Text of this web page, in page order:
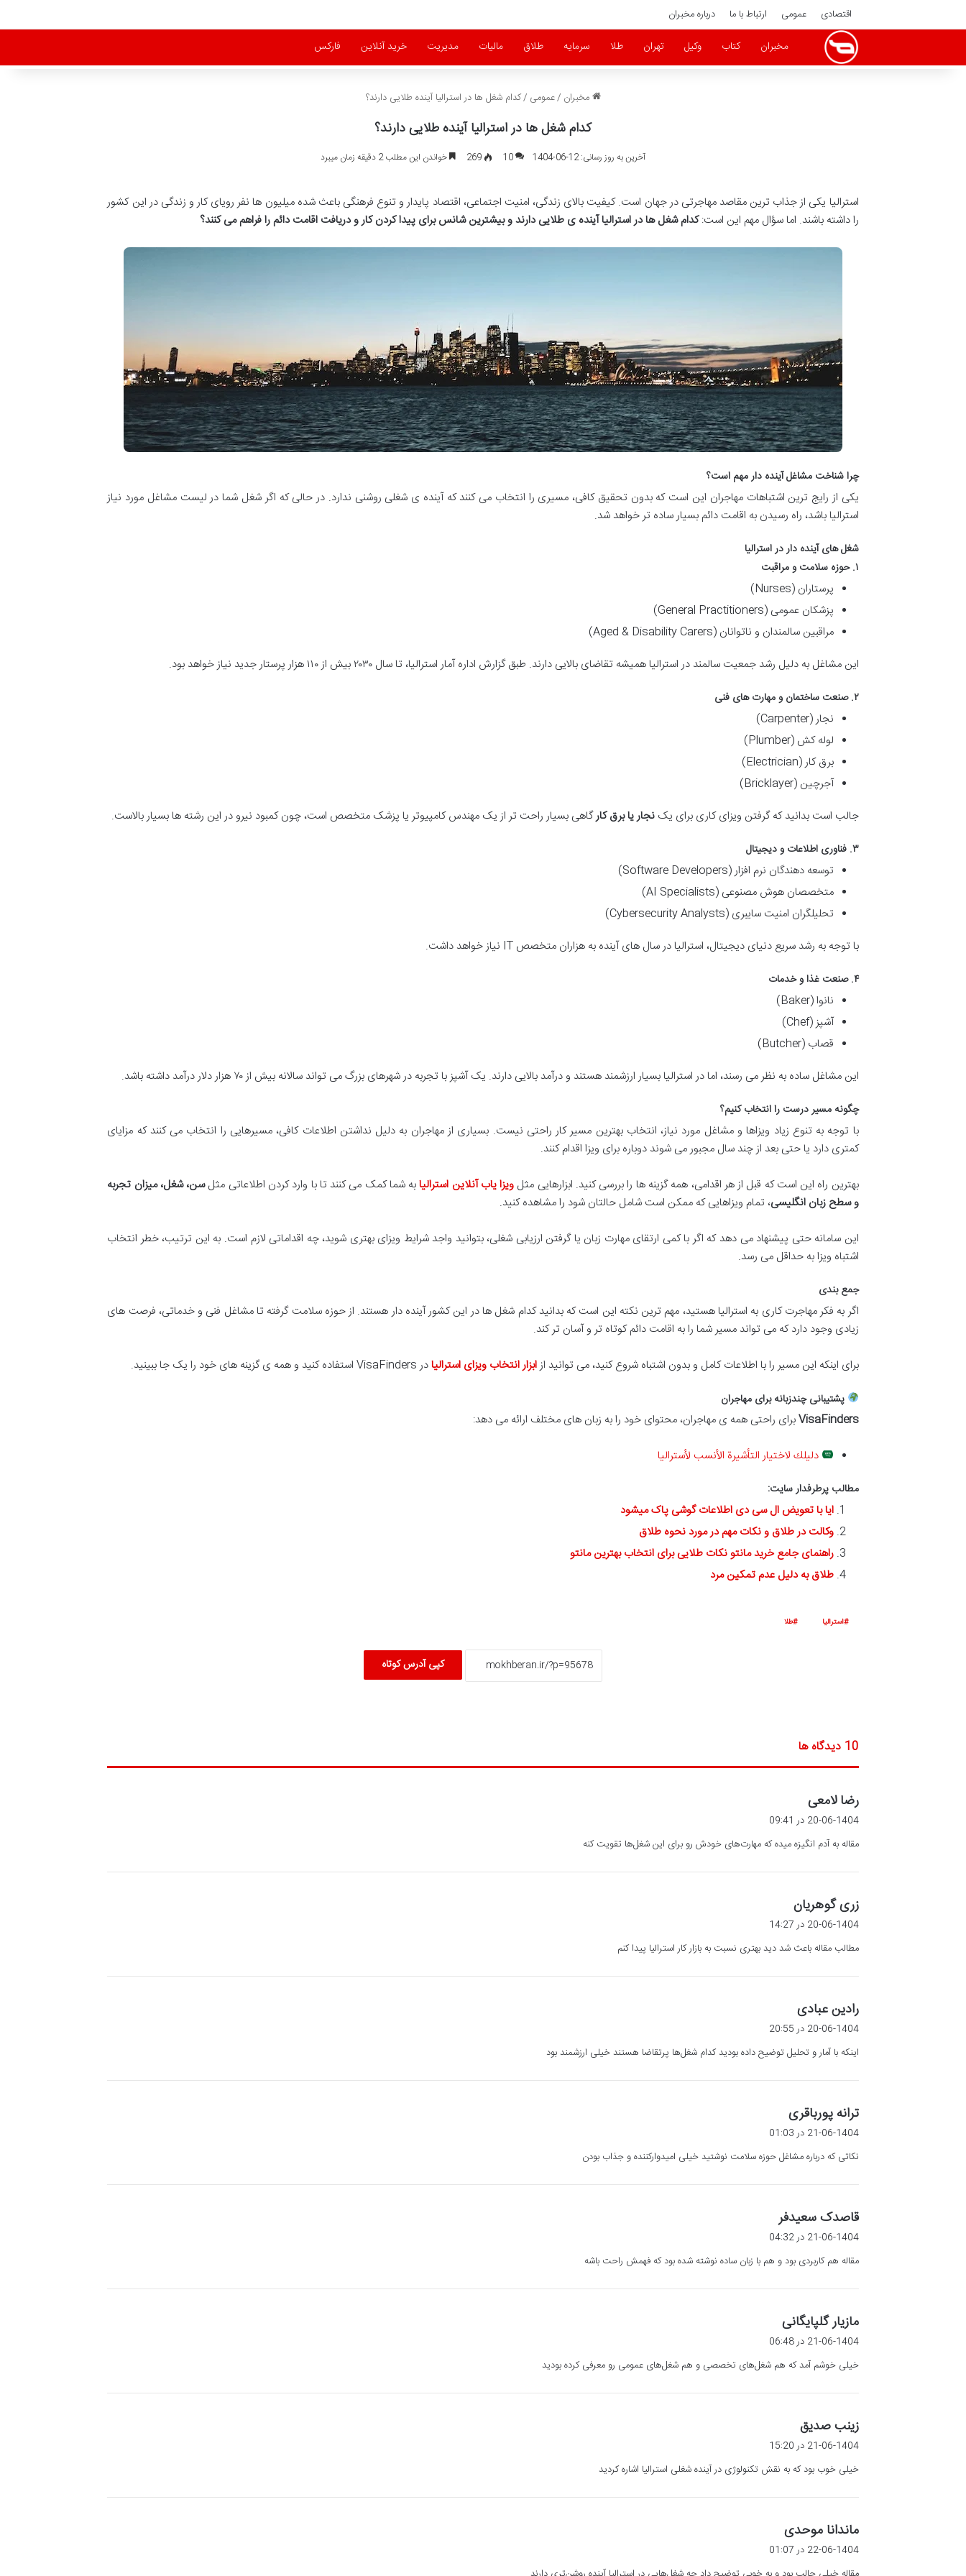
اقتصادی عمومی ارتباط با ما درباره مخبران
مخبران کتاب وکیل تهران طلا سرمایه طلاق مالیات مدیریت خرید آنلاین فارکس
مخبران /عمومی /کدام شغل ها در استرالیا آینده طلایی دارند؟
کدام شغل ها در استرالیا آینده طلایی دارند؟
آخرین به روز رسانی: 12-06-1404 10
269 خواندن این مطلب 2 دقیقه زمان میبرد
استرالیا یکی از جذاب ترین مقاصد مهاجرتی در جهان است. کیفیت بالای زندگی، امنیت اجتماعی، اقتصاد پایدار و تنوع فرهنگی باعث شده میلیون ها نفر رویای کار و زندگی در این کشور
را داشته باشند. اما سؤال مهم این است:کدام شغل ها در استرالیا آینده ی طلایی دارند و بیشترین شانس برای پیدا کردن کار و دریافت اقامت دائم را فراهم می کنند؟
چرا شناخت مشاغل آینده دار مهم است؟
یکی از رایج ترین اشتباهات مهاجران این است که بدون تحقیق کافی، مسیری را انتخاب می کنند که آینده ی شغلی روشنی ندارد. در حالی که اگر شغل شما در لیست مشاغل مورد نیاز
استرالیا باشد، راه رسیدن به اقامت دائم بسیار ساده تر خواهد شد.
شغل های آینده دار در استرالیا
۱. حوزه سلامت و مراقبت
پرستاران (Nurses)
پزشکان عمومی (General Practitioners)
مراقبین سالمندان و ناتوانان (Aged & Disability Carers)
این مشاغل به دلیل رشد جمعیت سالمند در استرالیا همیشه تقاضای بالایی دارند. طبق گزارش اداره آمار استرالیا، تا سال ۲۰۳۰ بیش از ۱۱۰ هزار پرستار جدید نیاز خواهد بود.
۲. صنعت ساختمان و مهارت های فنی
نجار (Carpenter)
لوله کش (Plumber)
برق کار (Electrician)
آجرچین (Bricklayer)
جالب است بدانید که گرفتن ویزای کاری برای یکنجار یا برق کارگاهی بسیار راحت تر از یک مهندس کامپیوتر یا پزشک متخصص است، چون کمبود نیرو در این رشته ها بسیار بالاست.
۳. فناوری اطلاعات و دیجیتال
توسعه دهندگان نرم افزار (Software Developers)
متخصصان هوش مصنوعی (AI Specialists)
تحلیلگران امنیت سایبری (Cybersecurity Analysts)
با توجه به رشد سریع دنیای دیجیتال، استرالیا در سال های آینده به هزاران متخصص IT نیاز خواهد داشت.
۴. صنعت غذا و خدمات
نانوا (Baker)
آشپز (Chef)
قصاب (Butcher)
این مشاغل ساده به نظر می رسند، اما در استرالیا بسیار ارزشمند هستند و درآمد بالایی دارند. یک آشپز با تجربه در شهرهای بزرگ می تواند سالانه بیش از ۷۰ هزار دلار درآمد داشته باشد.
چگونه مسیر درست را انتخاب کنیم؟
با توجه به تنوع زیاد ویزاها و مشاغل مورد نیاز، انتخاب بهترین مسیر کار راحتی نیست. بسیاری از مهاجران به دلیل نداشتن اطلاعات کافی، مسیرهایی را انتخاب می کنند که مزایای
کمتری دارد یا حتی بعد از چند سال مجبور می شوند دوباره برای ویزا اقدام کنند.
بهترین راه این است که قبل از هر اقدامی، همه گزینه ها را بررسی کنید. ابزارهایی مثل ویزا یاب آنلاین استرالیابه شما کمک می کنند تا با وارد کردن اطلاعاتی مثلسن، شغل، میزان تجربه
و سطح زبان انگلیسی، تمام ویزاهایی که ممکن است شامل حالتان شود را مشاهده کنید.
این سامانه حتی پیشنهاد می دهد که اگر با کمی ارتقای مهارت زبان یا گرفتن ارزیابی شغلی، بتوانید واجد شرایط ویزای بهتری شوید، چه اقداماتی لازم است. به این ترتیب، خطر انتخاب
اشتباه ویزا به حداقل می رسد.
جمع بندی
اگر به فکر مهاجرت کاری به استرالیا هستید، مهم ترین نکته این است که بدانید کدام شغل ها در این کشور آینده دار هستند. از حوزه سلامت گرفته تا مشاغل فنی و خدماتی، فرصت های
زیادی وجود دارد که می تواند مسیر شما را به اقامت دائم کوتاه تر و آسان تر کند.
برای اینکه این مسیر را با اطلاعات کامل و بدون اشتباه شروع کنید، می توانید ازابزار انتخاب ویزای استرالیادر VisaFinders استفاده کنید و همه ی گزینه های خود را یک جا ببینید.
پشتیبانی چندزبانه برای مهاجران
VisaFindersبرای راحتی همه ی مهاجران، محتوای خود را به زبان های مختلف ارائه می دهد:
دليلك لاختيار التأشيرة الأنسب لأستراليا
مطالب پرطرفدار سایت:
ایا با تعویض ال سی دی اطلاعات گوشی پاک میشود
وکالت در طلاق و نکات مهم در مورد نحوه طلاق
راهنمای جامع خرید مانتو نکات طلایی برای انتخاب بهترین مانتو
طلاق به دلیل عدم تمکین مرد
استرالیا طلا
کپی آدرس کوتاه
‫10 دیدگاه ها
رضا لامعی
:
20-06-1404 در 09:41
مقاله به آدم انگیزه میده که مهارت‌های خودش رو برای این شغل‌ها تقویت کنه
زری گوهریان
ف
20-06-1404 در 14:27
مطالب مقاله باعث شد دید بهتری نسبت به بازار کار استرالیا پیدا کنم
رادین عبادی
ف
ت
:
20-06-1404 در 20:55
اینکه با آمار و تحلیل توضیح داده بودید کدام شغل‌ها پرتقاضا هستند خیلی ارزشمند بود
ترانه پورباقری
ف
:
21-06-1404 در 01:03
نکاتی که درباره مشاغل حوزه سلامت نوشتید خیلی امیدوارکننده و جذاب بودن
قاصدک سعیدفر
ف
:
21-06-1404 در 04:32
مقاله هم کاربردی بود و هم با زبان ساده نوشته شده بود که فهمش راحت باشه
مازیار گلپایگانی
ف
:
21-06-1404 در 06:48
خیلی خوشم آمد که هم شغل‌های تخصصی و هم شغل‌های عمومی رو معرفی کرده بودید
زینب صدیق
ت
:
21-06-1404 در 15:20
خیلی خوب بود که به نقش تکنولوژی در آینده شغلی استرالیا اشاره کردید
ماندانا موحدی
ف
22-06-1404 در 01:07